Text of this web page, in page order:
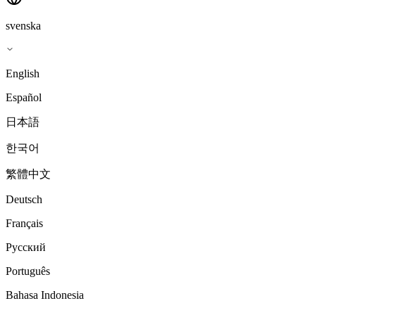
svenska
English
Español
日本語
한국어
繁體中文
Deutsch
Français
Русский
Português
Bahasa Indonesia